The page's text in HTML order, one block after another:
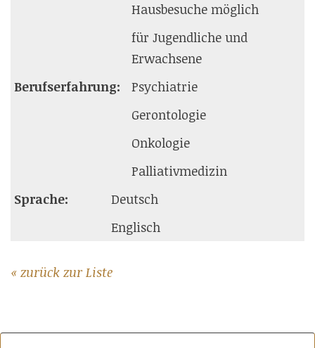
Hausbesuche möglich
für Jugendliche und
Erwachsene
Berufserfahrung:
Psychiatrie
Gerontologie
Onkologie
Palliativmedizin
Sprache:
Deutsch
Englisch
« zurück zur Liste